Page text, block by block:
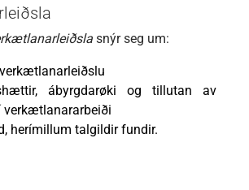
snýr seg um:
ábyrgdarøki og tillutan av
verkætlanararbeiði
herímillum talgildir fundir.